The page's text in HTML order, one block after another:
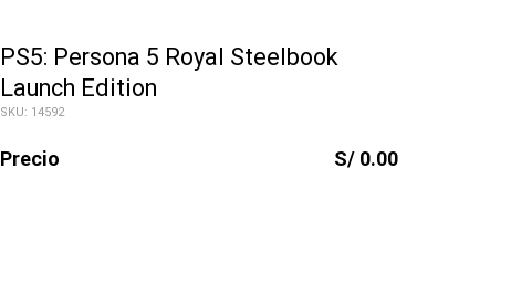
PS5: Persona 5 Royal Steelbook
Launch Edition
SKU: 14592
Precio S/ 0.00